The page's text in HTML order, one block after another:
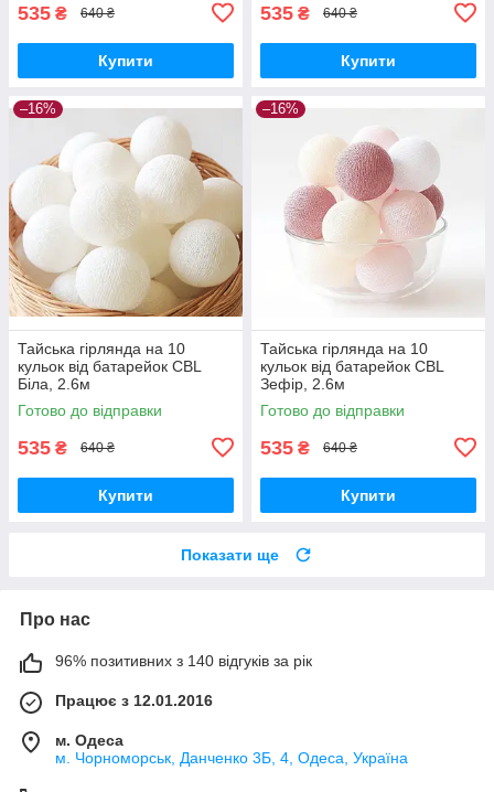
535 ₴ 640 ₴
Купити
535 ₴ 640 ₴
Купити
–16%
Тайська гірлянда на 10
кульок від батарейок CBL
Біла, 2.6м
Готово до відправки
535 ₴ 640 ₴
Купити
–16%
Тайська гірлянда на 10
кульок від батарейок CBL
Зефір, 2.6м
Готово до відправки
535 ₴ 640 ₴
Купити
Показати ще
Про нас
96% позитивних з 140 відгуків за рік
Працює з 12.01.2016
м. Одеса
м. Чорноморськ, Данченко 3Б, 4, Одеса, Україна